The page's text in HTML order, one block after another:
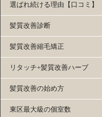
選ばれ続ける理由【口コミ】
髪質改善診断
髪質改善縮毛矯正
リタッチ+髪質改善ハーブ
髪質改善の始め方
東区最大級の個室数